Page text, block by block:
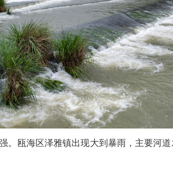
瓯海区泽雅镇出现大到暴雨，主要河